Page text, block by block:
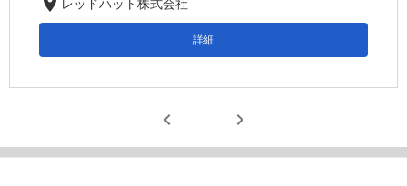
詳細
chevron_left chevron_right